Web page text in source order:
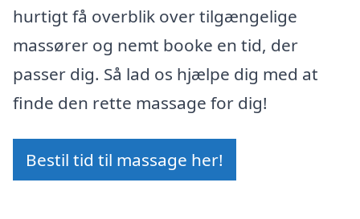
hurtigt få overblik over tilgængelige
massører og nemt booke en tid, der
passer dig. Så lad os hjælpe dig med at
finde den rette massage for dig!
Bestil tid til massage her!